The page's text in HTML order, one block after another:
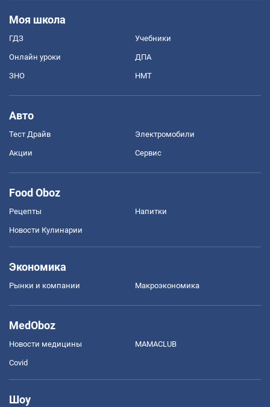
Моя школа
ГДЗ Учебники
Онлайн уроки ДПА
ЗНО НМТ
Авто
Тест Драйв Электромобили
Акции Сервис
Food Oboz
Рецепты Напитки
Новости Кулинарии
Экономика
Рынки и компании Mакроэкономика
MedOboz
Новости медицины MAMACLUB
Covid
Шоу